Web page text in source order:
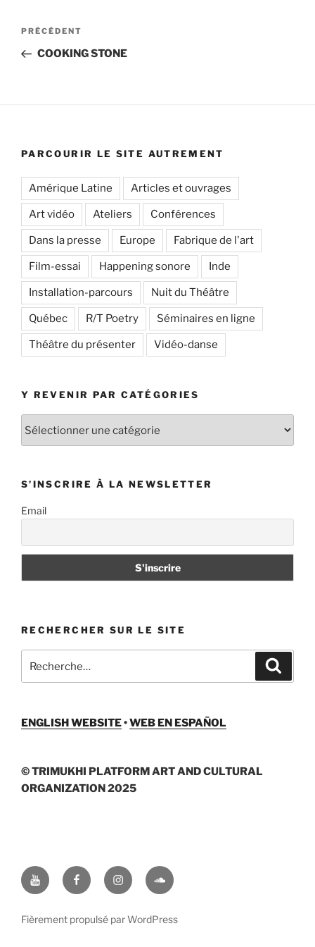
Navigation
l’article
Article
précédent
PRÉCÉDENT
COOKING STONE
PARCOURIR LE SITE AUTREMENT
Amérique Latine Articles et ouvrages
Art vidéo Ateliers Conférences
Dans la presse Europe Fabrique de l'art
Film-essai Happening sonore Inde
Installation-parcours Nuit du Théâtre
Québec R/T Poetry Séminaires en ligne
Théâtre du présenter Vidéo-danse
Y REVENIR PAR CATÉGORIES
S’INSCRIRE À LA NEWSLETTER
Email
RECHERCHER SUR LE SITE
pour
ENGLISH WEBSITE•WEB EN ESPAÑOL
© TRIMUKHI PLATFORM ART AND CULTURAL
ORGANIZATION 2025
Youtube FacebookInstagramSoundcloud
Fièrement propulsé par WordPress